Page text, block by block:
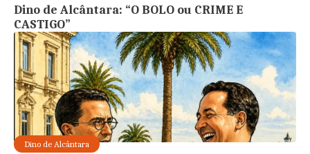
Dino de Alcântara: “O BOLO ou CRIME E
CASTIGO”
Dino de Alcântara